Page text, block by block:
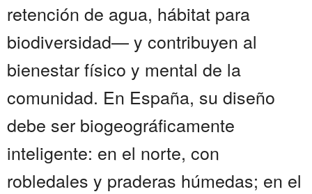
retención de agua, hábitat para
biodiversidad— y contribuyen al
bienestar físico y mental de la
comunidad. En España, su diseño
debe ser biogeográficamente
inteligente: en el norte, con
robledales y praderas húmedas; en el